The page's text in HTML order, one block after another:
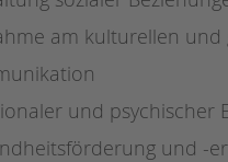
am kulturellen und
und psychischer
und -